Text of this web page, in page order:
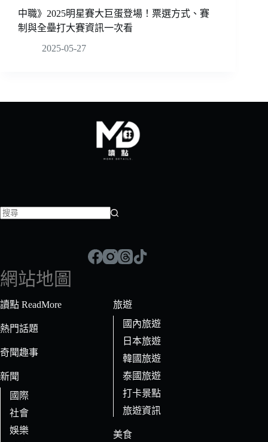
中職》2025明星賽大巨蛋登場！票選方式、賽
制與全壘打大賽資訊一次看
2025-05-27
符
合
條
的
果
網站地圖
讀點 ReadMore
熱門話題
奇聞趣事
新聞
國際
社會
娛樂
旅遊
國內旅遊
日本旅遊
韓國旅遊
泰國旅遊
打卡景點
旅遊資訊
美食